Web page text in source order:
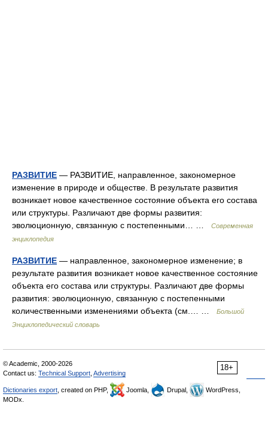
РАЗВИТИЕ — РАЗВИТИЕ, направленное, закономерное
изменение в природе и обществе. В результате развития
возникает новое качественное состояние объекта его состава
или структуры. Различают две формы развития:
эволюционную, связанную с постепенными… …
Современная
энциклопедия
РАЗВИТИЕ — направленное, закономерное изменение; в
результате развития возникает новое качественное состояние
объекта его состава или структуры. Различают две формы
развития: эволюционную, связанную с постепенными
количественными изменениями объекта (см.… …
Большой
Энциклопедический словарь
18+
© Academic, 2000-2026
Contact us: Technical Support Advertising
Dictionaries export , created on PHP, Joomla, Drupal,
WordPress,
MODx.